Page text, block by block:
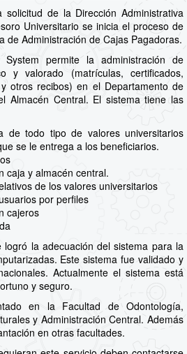
de la Dirección Administrativa
Universitario se inicia el proceso de
de Administración de Cajas Pagadoras.
permite la administración de
y valorado (matrículas, certificados,
otros recibos) en el Departamento de
Almacén Central. El sistema tiene las
todo tipo de valores universitarios
se le entrega a los beneficiarios.
y almacén central.
de los valores universitarios
por perfiles
cajeros
la adecuación del sistema para la
Este sistema fue validado y
Actualmente el sistema está
y seguro.
en la Facultad de Odontología,
y Administración Central. Además
en otras facultades.